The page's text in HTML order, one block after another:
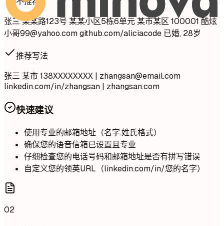
张三 某某路123号 某某小区5栋6单元 某市某区 100001 酷炫
小哥99@yahoo.comgithub.com/aliciacode 已婚, 28岁
推荐写法
张三 某市 138XXXXXXXX | zhangsan@email.com
linkedin.com/in/zhangsan | zhangsan.com
快速建议
使用专业的邮箱地址（名字.姓氏格式）
确保您的语音信箱已设置且专业
仔细检查您的电话号码和邮箱地址是否有拼写错误
自定义您的领英URL（linkedin.com/in/您的名字）
02